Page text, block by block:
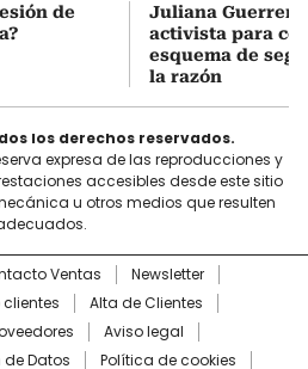
de
Juliana Guerrero
activista para
esquema de
la razón
los derechos reservados.
expresa de las reproducciones y
accesibles desde este sitio
u otros medios que resulten
Ventas
Newsletter
Alta de Clientes
Aviso legal
de Datos
Política de cookies